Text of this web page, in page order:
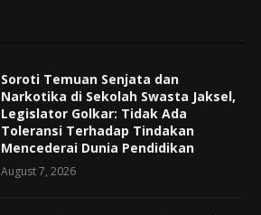
Soroti Temuan Senjata dan
Narkotika di Sekolah Swasta Jaksel,
Legislator Golkar: Tidak Ada
Toleransi Terhadap Tindakan
Mencederai Dunia Pendidikan
August 7, 2026